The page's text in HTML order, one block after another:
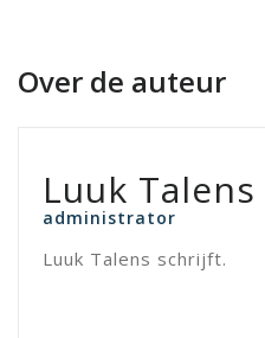
Over de auteur
Luuk Talens
administrator
Luuk Talens schrijft.